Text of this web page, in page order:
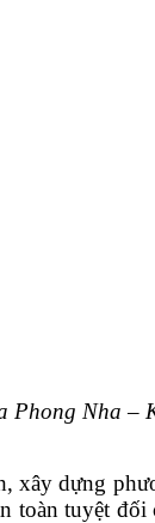
Phong Nha –
xây dựng
toàn tuyệt đối